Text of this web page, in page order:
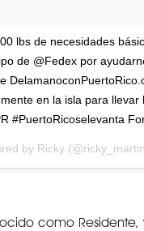
lbs de necesidades
de @Fedex por
en la isla para
#PuertoRicoselevanta
by Ricky
como